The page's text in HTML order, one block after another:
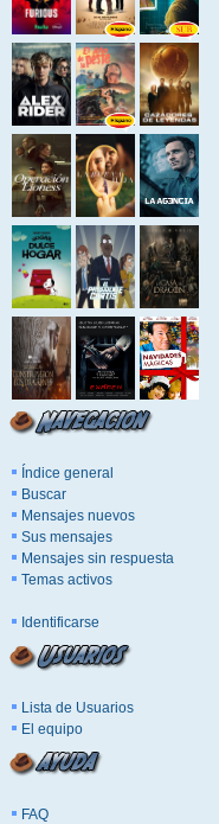
Índice general
Buscar
Mensajes nuevos
Sus mensajes
Mensajes sin respuesta
Temas activos
Identificarse
Lista de Usuarios
El equipo
FAQ